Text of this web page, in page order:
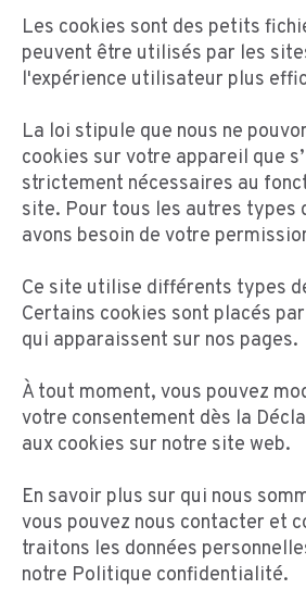
Les cookies sont des petits
peuvent être utilisés par les
l'expérience utilisateur plus
La loi stipule que nous ne
cookies sur votre appareil que
strictement nécessaires au
site. Pour tous les autres types
avons besoin de votre
Ce site utilise différents types
Certains cookies sont placés
qui apparaissent sur nos pages.
À tout moment, vous pouvez
votre consentement dès la
aux cookies sur notre site web.
En savoir plus sur qui nous
vous pouvez nous contacter et
traitons les données
notre Politique confidentialité.